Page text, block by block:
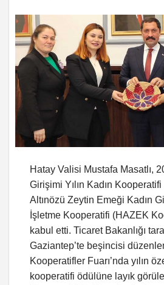
Hatay Valisi Mustafa Masatlı,
Girişimi Yılın Kadın
Altınözü Zeytin Emeği Kadın
İşletme Kooperatifi (HAZEK
kabul etti. Ticaret Bakanlığı
Gaziantep’te beşincisi
Kooperatifler Fuarı’nda yılın
kooperatifi ödülüne layık